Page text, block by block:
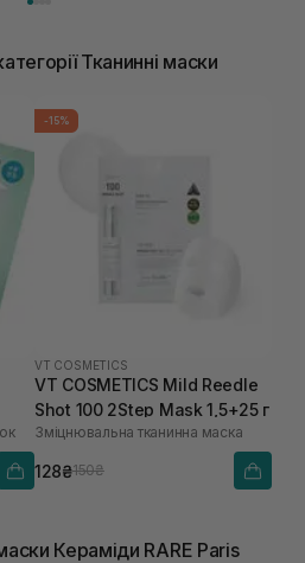
Тканинні маски
-15%
VT COSMETICS
VT COSMETICS Mild Reedle
Shot 100 2Step Mask 1,5+25 г
Зміцнювальна тканинна маска
128₴150₴
Кераміди RARE Paris